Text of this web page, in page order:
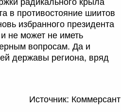
в противостояние шиитов
избранного президента
не может не иметь
вопросам. Да и
державы региона, вряд
Источник: Коммерсант